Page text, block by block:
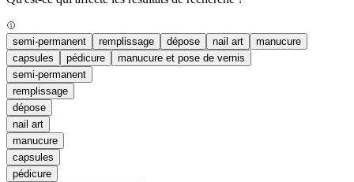
semi-permanent remplissage dépose nail art
manucure
capsules
pédicure
manucure et pose de vernis
semi-permanent
remplissage
dépose
nail art
manucure
capsules
pédicure